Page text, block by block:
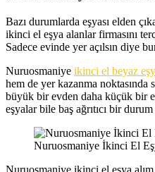
Bazı durumlarda eşyası elden
ikinci el eşya alanlar firmasını
Sadece evinde yer açılsın diye
Nuruosmaniye ikinci el beyaz
hem de yer kazanma noktasında
büyük bir evden daha küçük bir
eşyalar bile baş ağrıtıcı bir
Nuruosmaniye İkinci El
Nuruosmaniye ikinci el eşya